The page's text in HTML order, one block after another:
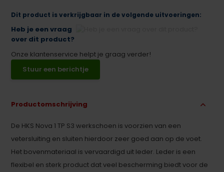
Dit product is verkrijgbaar in de volgende uitvoeringen:
Heb je een vraag
over dit product?
Onze klantenservice helpt je graag verder!
Stuur een berichtje
Productomschrijving
De HKS Nova 1 TP S3 werkschoen is voorzien van een
vetersluiting en sluiten hierdoor zeer goed aan op de voet.
Het bovenmateriaal is vervaardigd uit leder. Leder is een
flexibel en sterk product dat veel bescherming biedt voor de